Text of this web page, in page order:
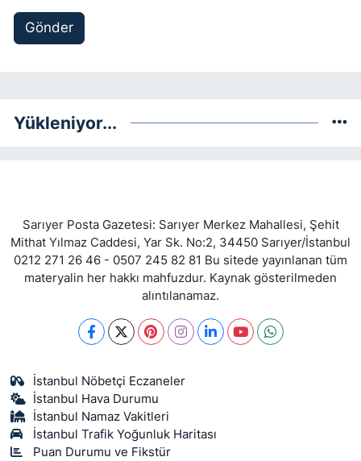
Gönder
Yükleniyor...
Sarıyer Posta Gazetesi: Sarıyer Merkez Mahallesi, Şehit
Mithat Yılmaz Caddesi, Yar Sk. No:2, 34450 Sarıyer/İstanbul
0212 271 26 46 - 0507 245 82 81 Bu sitede yayınlanan tüm
materyalin her hakkı mahfuzdur. Kaynak gösterilmeden
alıntılanamaz.
İstanbul Nöbetçi Eczaneler
İstanbul Hava Durumu
İstanbul Namaz Vakitleri
İstanbul Trafik Yoğunluk Haritası
Puan Durumu ve Fikstür